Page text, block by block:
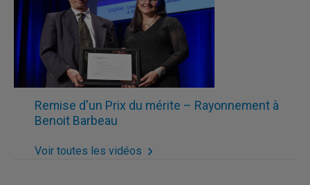
Remise d'un Prix du mérite – Rayonnement à
Benoit Barbeau
Voir toutes les vidéos